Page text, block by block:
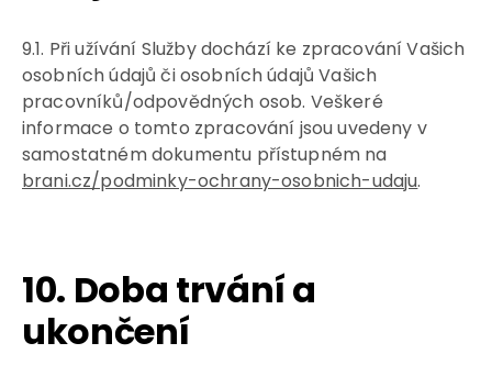
9.1. Při užívání Služby dochází ke zpracování Vašich
osobních údajů či osobních údajů Vašich
pracovníků/odpovědných osob. Veškeré
informace o tomto zpracování jsou uvedeny v
samostatném dokumentu přístupném na
brani.cz/podminky-ochrany-osobnich-udaju.
10. Doba trvání a
ukončení